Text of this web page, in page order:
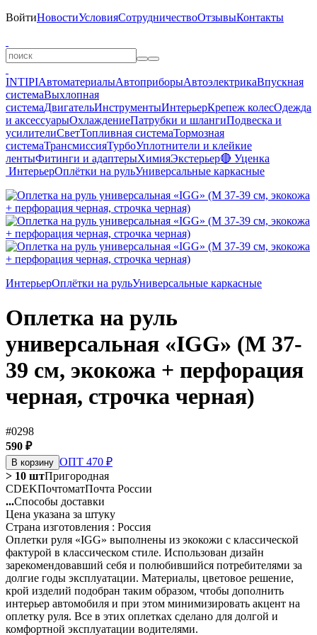
ВойтиНовостиУсловияСотрудничествоОтзывыКонтакты
INTIPIАвтоматериалыАвтоприборыАвтоэлектрикаВпускная
системаВыхлопная
системаДвигательИнструментыИнтерьерКрепеж колесОдежда
и аксессуарыОхлаждениеПатрубки и шлангиПодвеска и
усилителиСветТопливная системаТормозная
системаТрансмиссияТурбоУплотнители и клейкие
лентыФитинги и адаптерыХимияЭкстерьер🔴 Уценка
ИнтерьерОплётки на рульУниверсальные каркасные
ИнтерьерОплётки на рульУниверсальные каркасные
Оплетка на руль
универсальная «IGG» (М 37-
39 см, экокожа + перфорация
черная, строчка черная)
#0298
590 ₽
В корзину ОПТ 470 ₽
> 10 штПригородная
CDEKПочтоматПочта России
...Способы доставки
Цена указана за штуку
Страна изготовления : Россия
Оплетки руля «IGG» выполнены из экокожи с классической
фактурой в классическом стиле. Использован дизайн
зарекомендовавший себя и полюбившийся потребителями за
долгие годы эксплуатации. Материалы, цветовое решение,
крой изделий подобран таким образом, чтобы дополнить
интерьер автомобиля и при этом минимизировать акцент на
оплетку руля. Все в этих оплетках сделано для долгой и
комфортной эксплуатации водителями.